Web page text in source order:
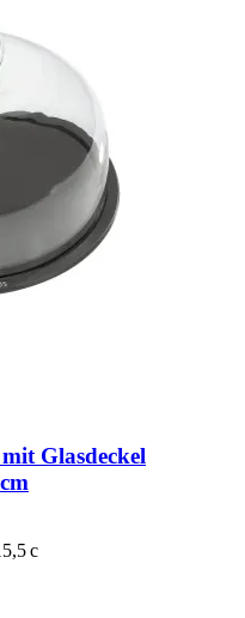
Glasdeckel
c